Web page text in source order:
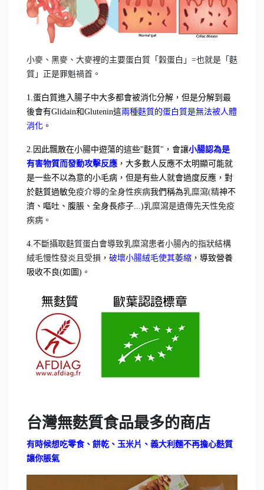
小麥、黑麥、大麥裡的主要蛋白質「穀蛋白」=也就是「麩
質」正是罪魁禍首。
1.蛋白質進入腸子中大多都會被消化分解，但是分解到最
後會有Glidain和Glutenin這兩種麩質的蛋白質是無法被人體
消化 。
2.因此飄散在小腸中遊蕩的這些"麩質"，會讓小腸認為是
有害物質而發動攻擊反應 ，大多數人反應不太明顯可能就
是一些不以為意的小毛病，但是有些人就會過度反應，對
於麩質過敏免疫介導的全身性疾病我們稱為乳糜瀉(精神不
濟、嘔吐、腹脹、全身長疹子...)乳糜瀉是遺傳先天性免疫
疾病。
4.不斷攝取麩質蛋白會導致乳糜瀉患者小腸內的指狀結構
絨毛慢性發炎且受損 ， 破壞小腸絨毛使其萎縮 ，導致營養
吸收不良(如圖) 。
台灣無麩質食品最多的商店
有時候想吃零食、餅乾、玉米片、義大利麵不再擔心麩質
讓你脹氣